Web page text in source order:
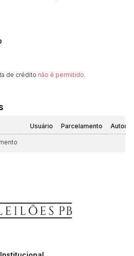
de crédito não é permitido.
Usuário Parcelamento